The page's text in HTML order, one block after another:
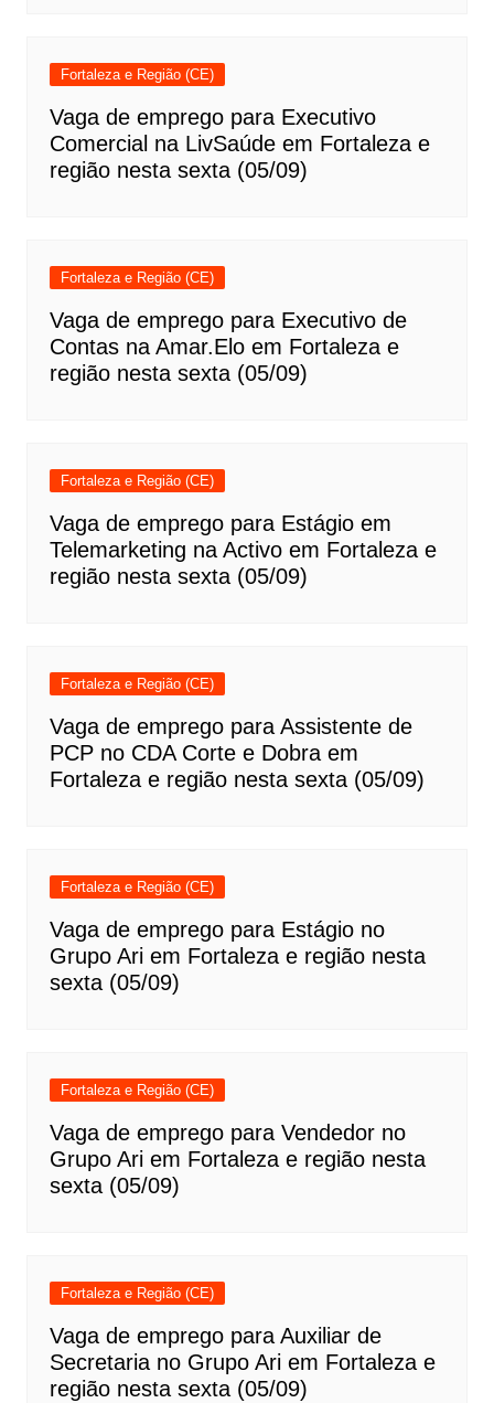
Fortaleza e Região (CE)
Vaga de emprego para Executivo
Comercial na LivSaúde em Fortaleza e
região nesta sexta (05/09)
Fortaleza e Região (CE)
Vaga de emprego para Executivo de
Contas na Amar.Elo em Fortaleza e
região nesta sexta (05/09)
Fortaleza e Região (CE)
Vaga de emprego para Estágio em
Telemarketing na Activo em Fortaleza e
região nesta sexta (05/09)
Fortaleza e Região (CE)
Vaga de emprego para Assistente de
PCP no CDA Corte e Dobra em
Fortaleza e região nesta sexta (05/09)
Fortaleza e Região (CE)
Vaga de emprego para Estágio no
Grupo Ari em Fortaleza e região nesta
sexta (05/09)
Fortaleza e Região (CE)
Vaga de emprego para Vendedor no
Grupo Ari em Fortaleza e região nesta
sexta (05/09)
Fortaleza e Região (CE)
Vaga de emprego para Auxiliar de
Secretaria no Grupo Ari em Fortaleza e
região nesta sexta (05/09)